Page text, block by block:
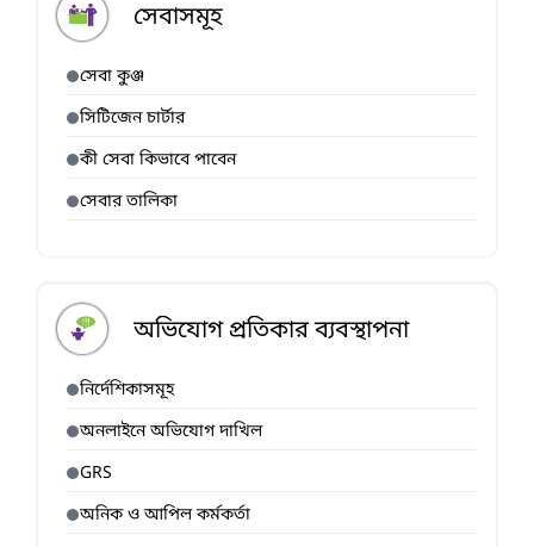
সেবাসমূহ
সেবা কুঞ্জ
সিটিজেন চার্টার
কী সেবা কিভাবে পাবেন
সেবার তালিকা
অভিযোগ প্রতিকার ব্যবস্থাপনা
নির্দেশিকাসমূহ
অনলাইনে অভিযোগ দাখিল
GRS
অনিক ও আপিল কর্মকর্তা